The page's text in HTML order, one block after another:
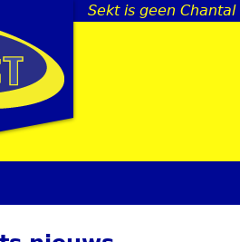
Sekt is geen Chantal